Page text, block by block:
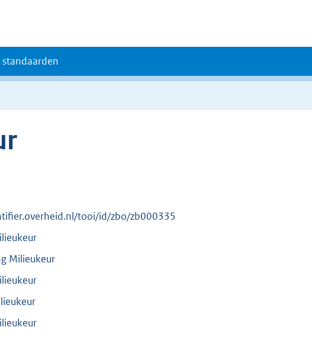
standaarden
tooi/id/zbo/zb000335
Milieukeur